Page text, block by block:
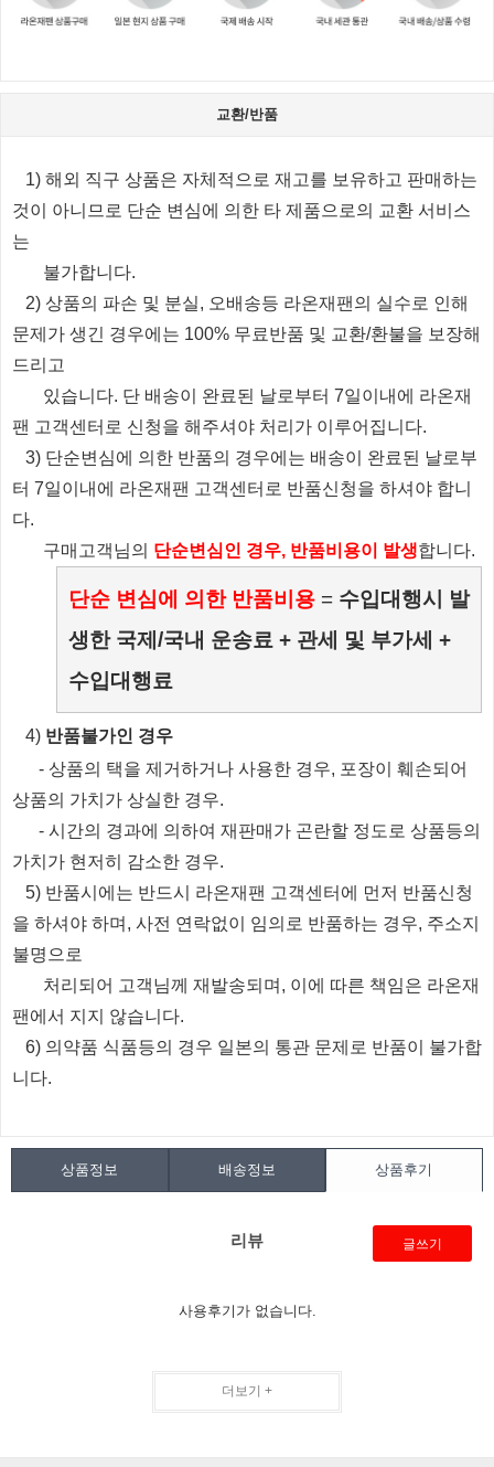
교환/반품
1) 해외 직구 상품은 자체적으로 재고를 보유하고 판매하는
것이 아니므로 단순 변심에 의한 타 제품으로의 교환 서비스
는
불가합니다.
2) 상품의 파손 및 분실, 오배송등 라온재팬의 실수로 인해
문제가 생긴 경우에는 100% 무료반품 및 교환/환불을 보장해
드리고
있습니다. 단 배송이 완료된 날로부터 7일이내에 라온재
팬 고객센터로 신청을 해주셔야 처리가 이루어집니다.
3) 단순변심에 의한 반품의 경우에는 배송이 완료된 날로부
터 7일이내에 라온재팬 고객센터로 반품신청을 하셔야 합니
다.
​ 구매고객님의 단순변심인 경우, 반품비용이 발생합니다.
단순 변심에 의한 반품비용 = 수입대행시 발
생한 국제/국내 운송료 + 관세 및 부가세 +
수입대행료
​4) 반품불가인 경우
- 상품의 택을 제거하거나 사용한 경우, 포장이 훼손되어
상품의 가치가 상실한 경우.
- 시간의 경과에 의하여 재판매가 곤란할 정도로 상품등의
가치가 현저히 감소한 경우.
5) 반품시에는 반드시 라온재팬 고객센터에 먼저 반품신청
을 하셔야 하며, 사전 연락없이 임의로 반품하는 경우, 주소지
불명으로
처리되 어 고객님께 재발송되며, 이에 따른 책임은 라온재
팬에서 지지 않습니다.
6) 의약품 식품등의 경우 일본의 통관 문제로 반품이 불가합
니다.
상품정보 배송정보 상품후기
리뷰 글쓰기
사용후기가 없습니다.
더보기 +